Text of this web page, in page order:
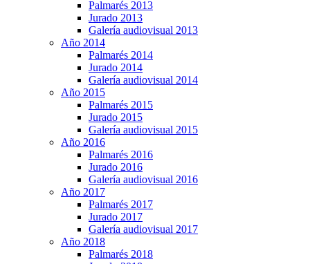
Palmarés 2013
Jurado 2013
Galería audiovisual 2013
Año 2014
Palmarés 2014
Jurado 2014
Galería audiovisual 2014
Año 2015
Palmarés 2015
Jurado 2015
Galería audiovisual 2015
Año 2016
Palmarés 2016
Jurado 2016
Galería audiovisual 2016
Año 2017
Palmarés 2017
Jurado 2017
Galería audiovisual 2017
Año 2018
Palmarés 2018